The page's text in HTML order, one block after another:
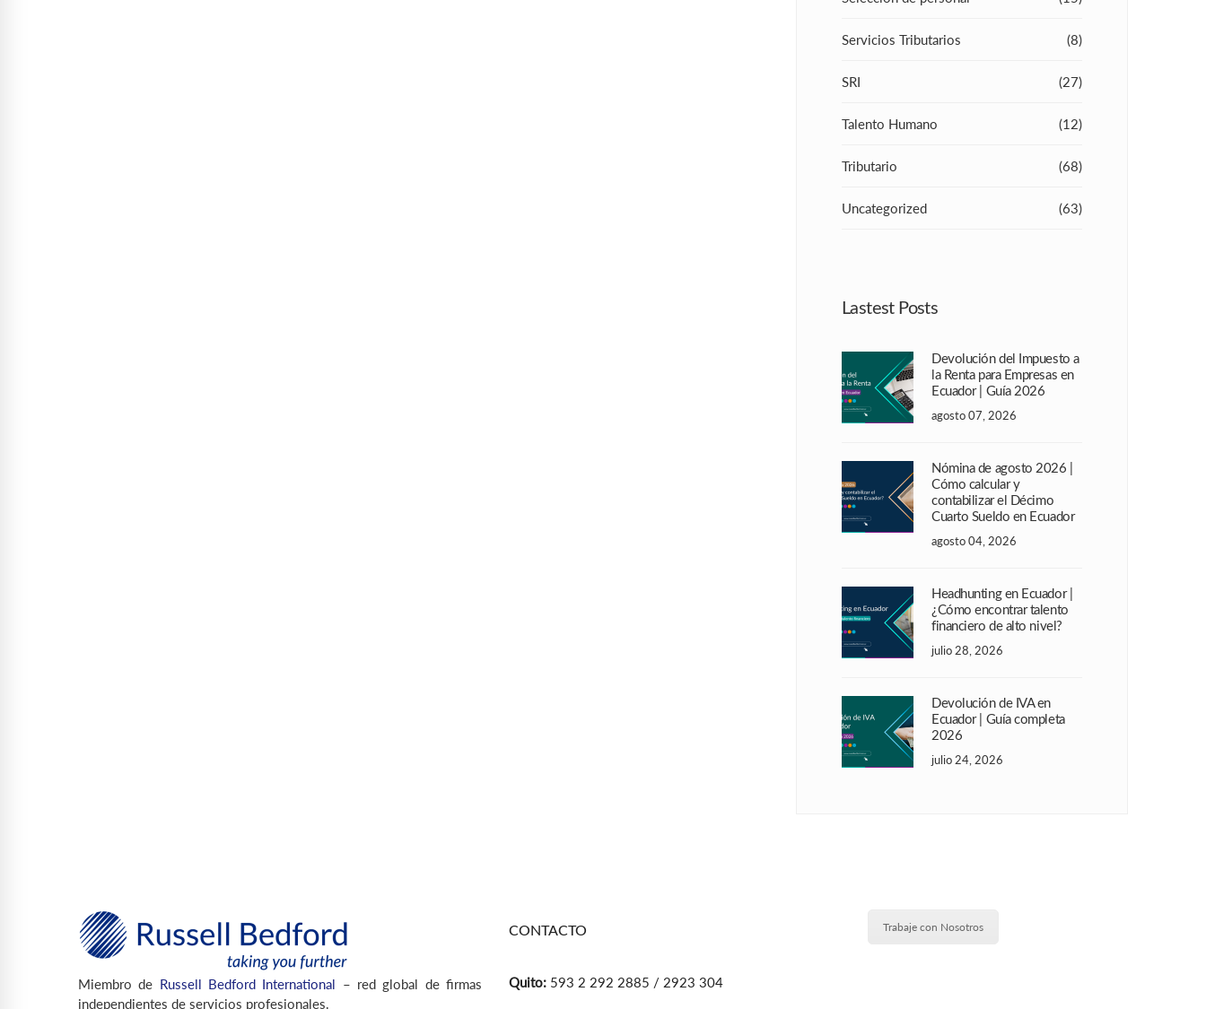
Servicios Tributarios (8)
SRI (27)
Talento Humano (12)
Tributario (68)
Uncategorized (63)
Lastest Posts
Devolución del Impuesto a
la Renta para Empresas en
Ecuador | Guía 2026
agosto 07, 2026
Nómina de agosto 2026 |
Cómo calcular y
contabilizar el Décimo
Cuarto Sueldo en Ecuador
agosto 04, 2026
Headhunting en Ecuador |
¿Cómo encontrar talento
financiero de alto nivel?
julio 28, 2026
Devolución de IVA en
Ecuador | Guía completa
2026
julio 24, 2026
Miembro de Russell Bedford International – red global de firmas
independientes de servicios profesionales.
CONTACTO
Quito: 593 2 292 2885 / 2923 304
Trabaje con Nosotros